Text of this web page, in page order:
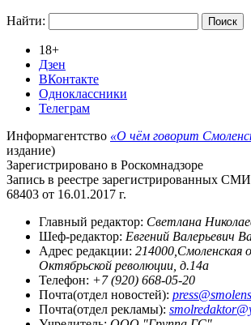
Найти:
18+
Дзен
ВКонтакте
Одноклассники
Телеграм
Информагентство «О чём говорит
издание)
Зарегистрировано в Роскомнадзоре
Запись в реестре зарегистрированных
68403 от 16.01.2017 г.
Главный редактор: Светлана
Шеф-редактор: Евгений Валерьевич
Адрес редакции: 214000,Смоленская
Октябрьской революции, д.14а
Телефон: +7 (920) 668-05-20
Почта(отдел новостей):
Почта(отдел рекламы):